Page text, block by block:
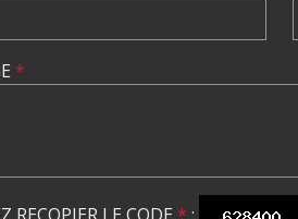
*